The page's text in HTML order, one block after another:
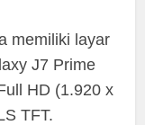
memiliki layar
J7 Prime
HD (1.920 x
TFT.